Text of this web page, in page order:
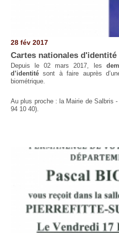
28 fév 2017
Cartes nationales d'identité
Depuis le 02 mars 2017, les
d’identitésont à faire auprès
biométrique.
Au plus proche : la Mairie de Salbris
94 10 40).